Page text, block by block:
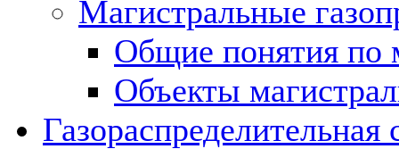
Магистральные
Общие понятия по
Объекты
Газораспределительная